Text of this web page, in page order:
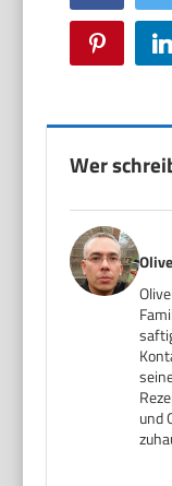
Pinterest
Wer
und